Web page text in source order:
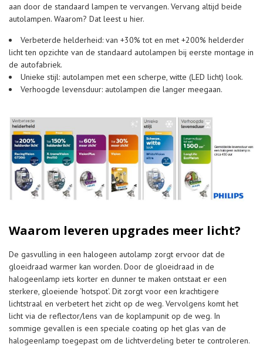
aan door de standaard lampen te vervangen. Vervang altijd beide
autolampen. Waarom? Dat leest u hier.
Verbeterde helderheid: van +30% tot en met +200% helderder
licht ten opzichte van de standaard autolampen bij eerste montage in
de autofabriek.
Unieke stijl: autolampen met een scherpe, witte (LED licht) look.
Verhoogde levensduur: autolampen die langer meegaan.
Waarom leveren upgrades meer licht?
De gasvulling in een halogeen autolamp zorgt ervoor dat de
gloeidraad warmer kan worden. Door de gloeidraad in de
halogeenlamp iets korter en dunner te maken ontstaat er een
sterkere, gloeiende ‘hotspot’. Dit zorgt voor een krachtigere
lichtstraal en verbetert het zicht op de weg. Vervolgens komt het
licht via de reflector/lens van de koplampunit op de weg. In
sommige gevallen is een speciale coating op het glas van de
halogeenlamp toegepast om de lichtverdeling beter te controleren.